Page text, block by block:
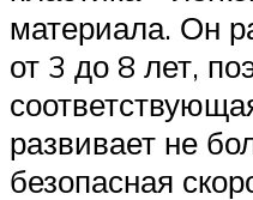
материала. Он
от 3 до 8 лет,
развивает не
безопасная